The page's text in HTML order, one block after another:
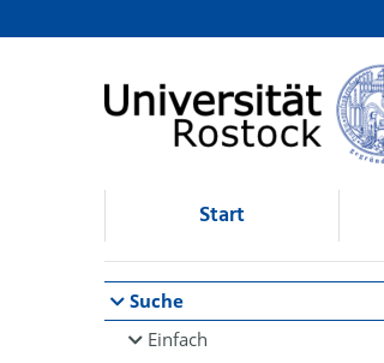
Browsen
direkt zum Inhalt
Start
Suche
Einfach